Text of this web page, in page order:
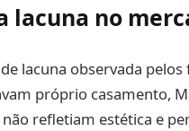
lacuna no
lacuna observada
próprio casamento,
refletiam estética e